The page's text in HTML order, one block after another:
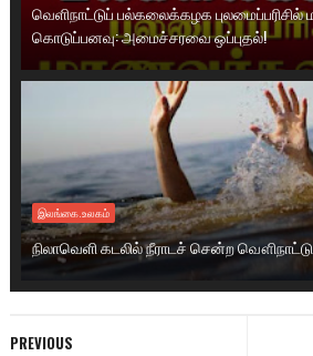
வெளிநாட்டுப் பல்கலைக்கழக
கொடுப்பனவு: அமைச்சரவை ஒப்புதல்!
இலங்கை.உலகம்
நிலாவெளி கடலில் நீராடச் சென்ற வௌிநாட்டு
PREVIOUS